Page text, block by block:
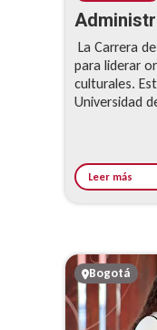
La Carrera
para liderar
culturales.
Universidad
Leer más
Bogotá